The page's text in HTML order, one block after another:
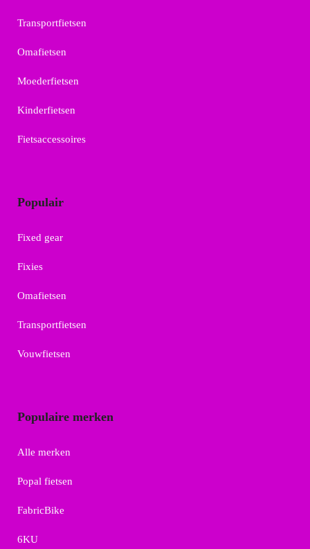
Transportfietsen
Omafietsen
Moederfietsen
Kinderfietsen
Fietsaccessoires
Populair
Fixed gear
Fixies
Omafietsen
Transportfietsen
Vouwfietsen
Populaire merken
Alle merken
Popal fietsen
FabricBike
6KU